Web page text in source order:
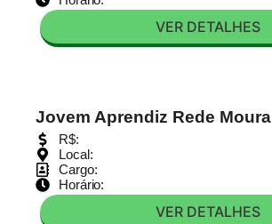
VER DETALHES
Jovem Aprendiz Rede Moura
R$:
Local:
Cargo:
Horário:
VER DETALHES